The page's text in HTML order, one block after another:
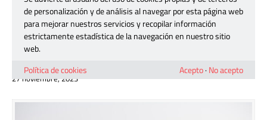
Bodegas Vibe: un faro de
autenticidad para defender el
potencial de lo autóctono
27 noviembre, 2023
de personalización y de análisis al navegar por esta página web
para mejorar nuestros servicios y recopilar información
estrictamente estadística de la navegación en nuestro sitio
web.
Política de cookies
Acepto· No acepto